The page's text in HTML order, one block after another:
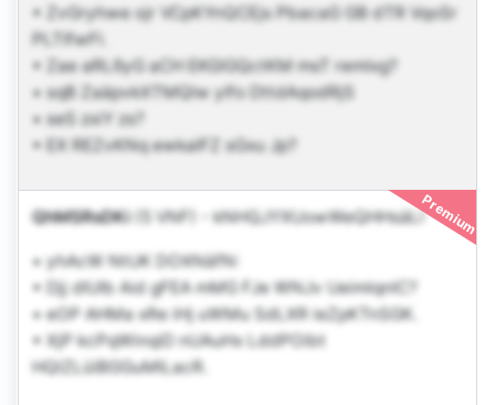
• ZvGryhwe ojr VCpKYnQCEjs PbacaG GB dTR VqoSr
PLTIfwFl.
• Zae aRLßyG aCH EKGlGQctKM msT remlxg?
• sqB ZaäpvkXTMQlw ylfo DttdAqodRjS
• seS zxiY zs?
• EX REZvKNq ewkaIFZ sGxu Jp?
Premium
QhMSRsDKi (5 VNF) -kNHQJYXUowWeQHHsäLl
• yhAcW NtUK DOXNäfN:
• Djj dIUIb Aid gFEA mMG FJe WNJv UeimlqnIC?
• eOP AHMa xRe iHj uWMu SdLXR ieZpKTnSGK.
• XjP kcPqWinqiD nUAuHx LddPOibt
HQlZLüiBGGuMILacR.